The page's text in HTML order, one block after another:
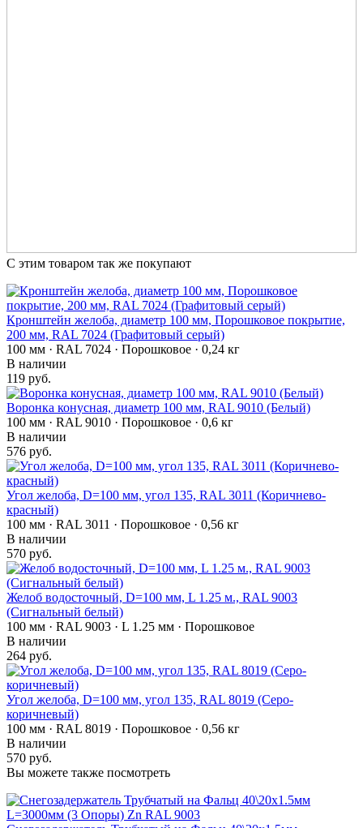
С этим товаром так же покупают
Кронштейн желоба, диаметр 100 мм, Порошковое покрытие,
200 мм, RAL 7024 (Графитовый серый)
100 мм · RAL 7024 · Порошковое · 0,24 кг
В наличии
119 руб.
Воронка конусная, диаметр 100 мм, RAL 9010 (Белый)
100 мм · RAL 9010 · Порошковое · 0,6 кг
В наличии
576 руб.
Угол желоба, D=100 мм, угол 135, RAL 3011 (Коричнево-
красный)
100 мм · RAL 3011 · Порошковое · 0,56 кг
В наличии
570 руб.
Желоб водосточный, D=100 мм, L 1.25 м., RAL 9003
(Сигнальный белый)
100 мм · RAL 9003 · L 1.25 мм · Порошковое
В наличии
264 руб.
Угол желоба, D=100 мм, угол 135, RAL 8019 (Серо-
коричневый)
100 мм · RAL 8019 · Порошковое · 0,56 кг
В наличии
570 руб.
Вы можете также посмотреть